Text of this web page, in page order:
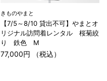
きものやまと
【7/5～8/10 貸出不可】やまとオ
リジナル訪問着レンタル 桜菊絞
り 鉄色 M
77,000円 （税込）